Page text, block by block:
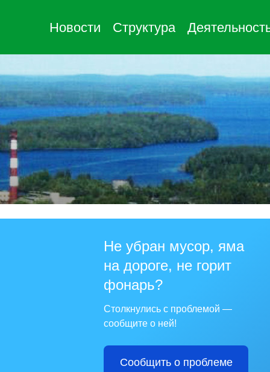
Новости Структура
Не убран мусор, яма
на дороге, не горит
фонарь?
Столкнулись с проблемой —
сообщите о ней!
Сообщить о проблеме